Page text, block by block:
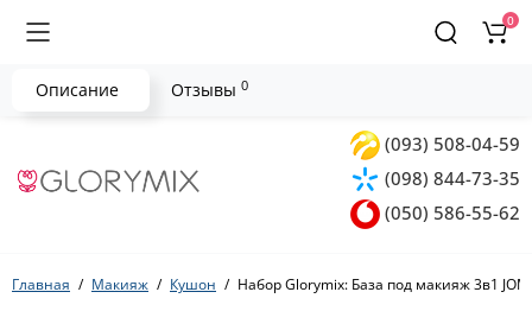
(093) 508-04-59
(098) 844-73-35
(050) 586-55-62
0
Главная Макияж Кушон Набор Glorymix: База под макияж 3в1
Описание Отзывы 0